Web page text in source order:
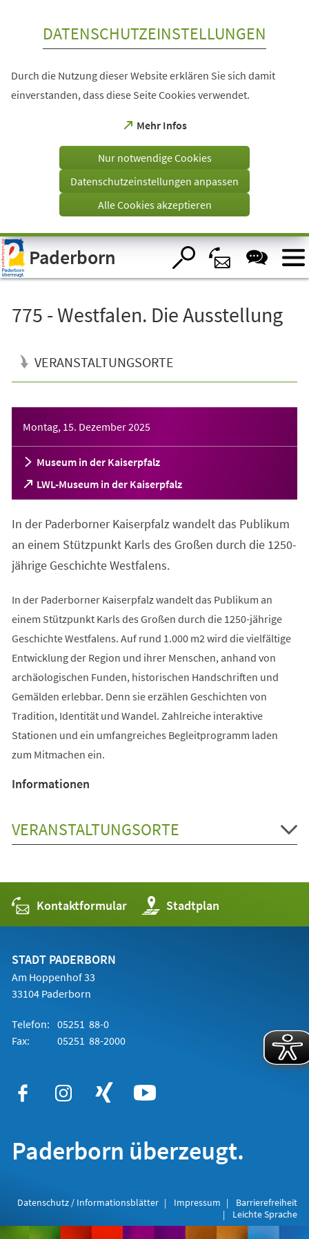
Visuelle
Assistenzsoftware
öffnen.
DATENSCHUTZEINSTELLUNGEN
Durch die Nutzung dieser Website erklären Sie sich damit
einverstanden, dass diese Seite Cookies verwendet.
Mehr Infos
(Öffnet
einem
Tab)
Nur notwendige Cookies
Datenschutzeinstellungen anpassen
Alle Cookies akzeptieren
Paderborn
775 - Westfalen. Die Ausstellung
VERANSTALTUNGSORTE
Montag, 15. Dezember 2025
Museum in der Kaiserpfalz
LWL-Museum in der Kaiserpfalz
(Öffnet
in
neuen
Tab)
In der Paderborner Kaiserpfalz wandelt das Publikum
an einem Stützpunkt Karls des Großen durch die 1250-
jährige Geschichte Westfalens.
In der Paderborner Kaiserpfalz wandelt das Publikum an
einem Stützpunkt Karls des Großen durch die 1250-jährige
Geschichte Westfalens. Auf rund 1.000 m2 wird die vielfältige
Entwicklung der Region und ihrer Menschen, anhand von
archäologischen Funden, historischen Handschriften und
Gemälden erlebbar. Denn sie erzählen Geschichten von
Tradition, Identität und Wandel. Zahlreiche interaktive
Stationen und ein umfangreiches Begleitprogramm laden
zum Mitmachen ein.
Informationen
VERANSTALTUNGSORTE
Kontaktformular Stadtplan
(Öffnet
in
einem
STADT PADERBORN
Am Hoppenhof 33
33104 Paderborn
Telefon: 05251 88-0
Fax:
05251 88-2000
Paderborn überzeugt.
Datenschutz / Informationsblätter Impressum
Barrierefreiheit
Leichte Sprache